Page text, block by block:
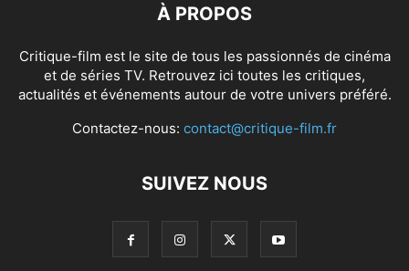
À PROPOS
Critique-film est le site de tous les passionnés de cinéma
et de séries TV. Retrouvez ici toutes les critiques,
actualités et événements autour de votre univers préféré.
Contactez-nous: contact@critique-film.fr
SUIVEZ NOUS